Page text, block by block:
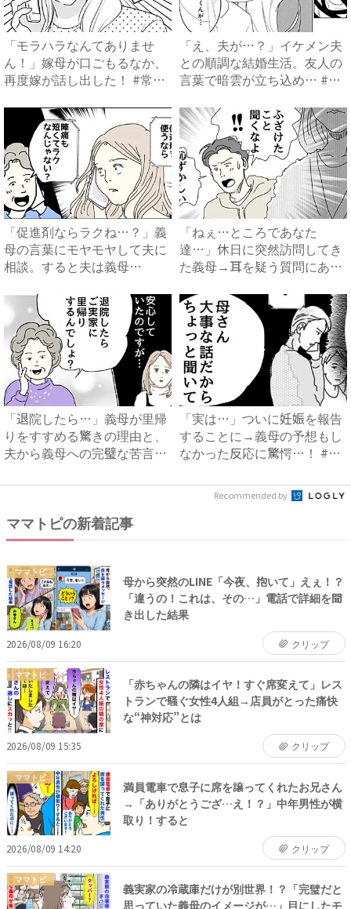
「モラハラなんてありませ
ん！」嫁母が口ごもるなか、
再度嫁が話し出した！ #常識
「え、夫が…？」イケメン夫
との順調な結婚生活。友人の
言葉で暗雲が立ち込め… #
「促進剤ならラクね…？」義
母の言葉にモヤモヤして夫に
相談。すると夫は義母
「ねぇ…ところであなた
達…」休日に突然訪問してき
た義母→耳を疑う質問にあ
「退院したら…」義母が里帰
りをすすめる驚きの理由と、
夫から義母への完璧な苦言
「実は…」ついに妊娠を報告
することに→義母の予想もし
なかった反応に驚愕…！ #
Recommended by
ママトピの新着記事
ママトピ
母から突然のLINE「今夜、抱いて」えぇ！？
「違うの！これは、その…」電話で詳細を聞
き出した結果
2026/08/09 16:20 クリップ
ママトピ
「赤ちゃんの隣はイヤ！すぐ席変えて」レス
トランで騒ぐ女性4人組→店員がとった痛快
な“神対応”とは
2026/08/09 15:35 クリップ
ママトピ
満員電車で息子に席を譲ってくれたお兄さん
→「ありがとうござ…え！？」中年男性が横
取り！すると
2026/08/09 14:20 クリップ
ママトピ
義実家の冷蔵庫だけが別世界！？「完璧だと
思っていた義母のイメージが…」目にしたモ